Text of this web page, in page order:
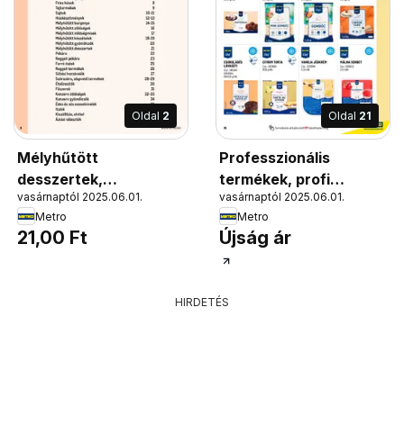
Oldal 2
Mélyhűtött
desszertek,
Mélyhűtött desszertek
vasárnaptól 2025.06.01.
Metro
21,00 Ft
Oldal 21
Professzionális
termékek, profi
felhasználóknak!
vasárnaptól 2025.06.01.
Metro
Újság ár
HIRDETÉS